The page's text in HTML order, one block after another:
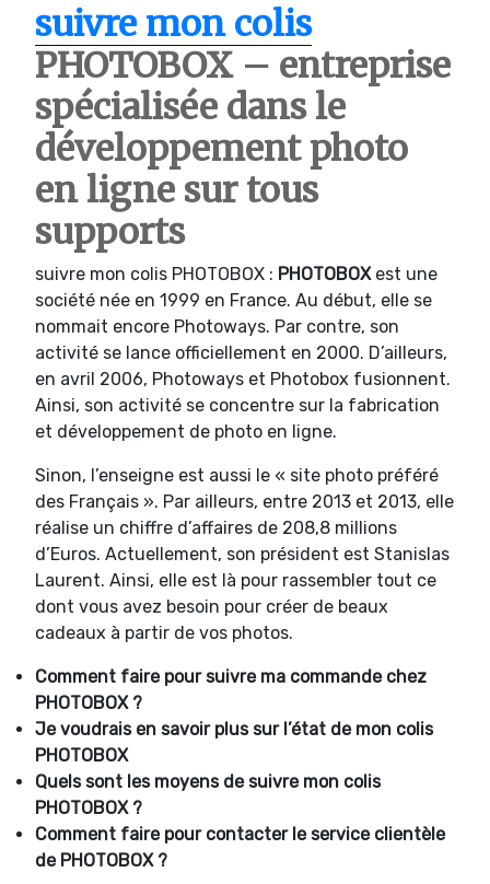
suivre mon colis
PHOTOBOX – entreprise
spécialisée dans le
développement photo
en ligne sur tous
supports
suivre mon colis PHOTOBOX : PHOTOBOX est une
société née en 1999 en France. Au début, elle se
nommait encore Photoways. Par contre, son
activité se lance officiellement en 2000. D’ailleurs,
en avril 2006, Photoways et Photobox fusionnent.
Ainsi, son activité se concentre sur la fabrication
et développement de photo en ligne.
Sinon, l’enseigne est aussi le « site photo préféré
des Français ». Par ailleurs, entre 2013 et 2013, elle
réalise un chiffre d’affaires de 208,8 millions
d’Euros. Actuellement, son président est Stanislas
Laurent. Ainsi, elle est là pour rassembler tout ce
dont vous avez besoin pour créer de beaux
cadeaux à partir de vos photos.
Comment faire pour suivre ma commande chez
PHOTOBOX ?
Je voudrais en savoir plus sur l’état de mon colis
PHOTOBOX
Quels sont les moyens de suivre mon colis
PHOTOBOX ?
Comment faire pour contacter le service clientèle
de PHOTOBOX ?